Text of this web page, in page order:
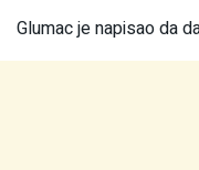
Glumac je napisao da